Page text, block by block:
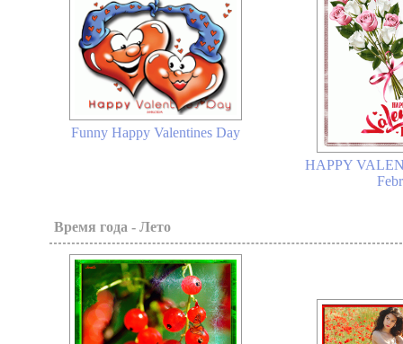
Funny Happy Valentines Day
HAPPY
Время года - Лето